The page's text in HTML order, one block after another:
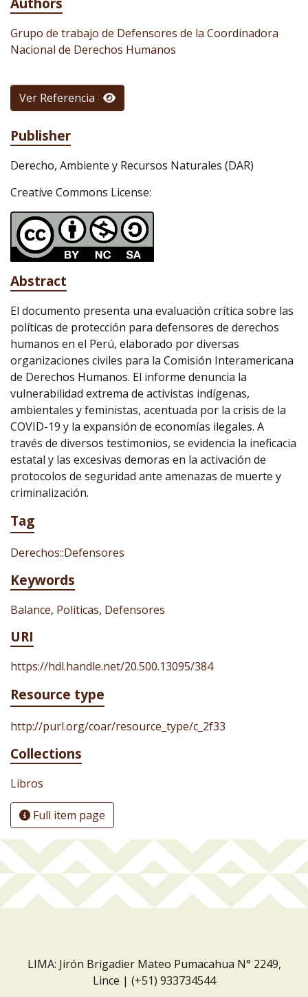
Grupo de trabajo de Defensores de la Coordinadora
Nacional de Derechos Humanos
Ver Referencia
Publisher
Derecho, Ambiente y Recursos Naturales (DAR)
Creative Commons License:
Abstract
El documento presenta una evaluación crítica sobre las
políticas de protección para defensores de derechos
humanos en el Perú, elaborado por diversas
organizaciones civiles para la Comisión Interamericana
de Derechos Humanos. El informe denuncia la
vulnerabilidad extrema de activistas indígenas,
ambientales y feministas, acentuada por la crisis de la
COVID-19 y la expansión de economías ilegales. A
través de diversos testimonios, se evidencia la ineficacia
estatal y las excesivas demoras en la activación de
protocolos de seguridad ante amenazas de muerte y
criminalización.
Tag
Derechos::Defensores
Keywords
Balance, Políticas, Defensores
URI
https://hdl.handle.net/20.500.13095/384
Resource type
http://purl.org/coar/resource_type/c_2f33
Collections
Libros
Full item page
LIMA: Jirón Brigadier Mateo Pumacahua N° 2249,
Lince | (+51) 933734544